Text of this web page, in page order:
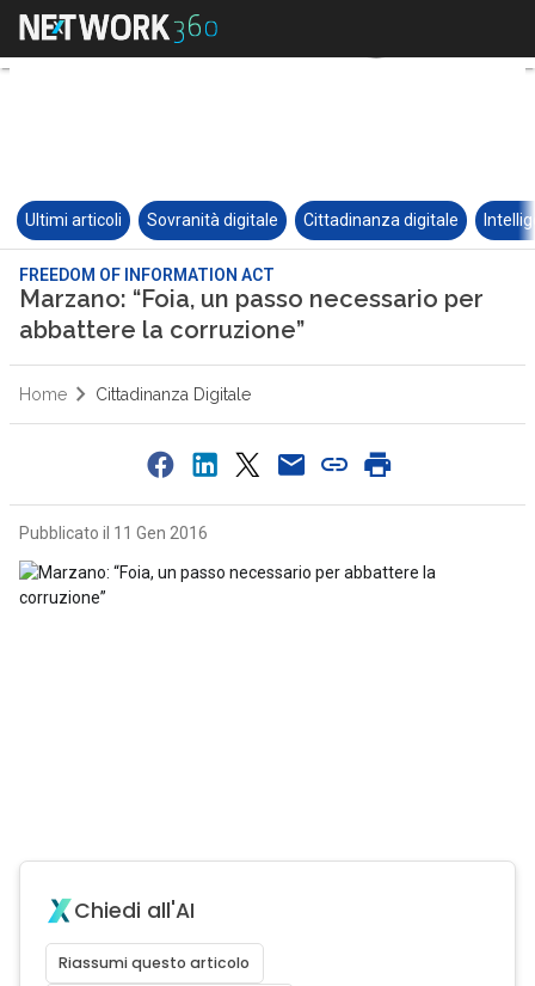
Ultimi articoli Sovranità digitale Cittadinanza digitale
FREEDOM OF INFORMATION ACT
Marzano: “Foia, un passo necessario per
abbattere la corruzione”
Home Cittadinanza Digitale
Pubblicato il 11 Gen 2016
Chiedi all'AI
Riassumi questo articolo